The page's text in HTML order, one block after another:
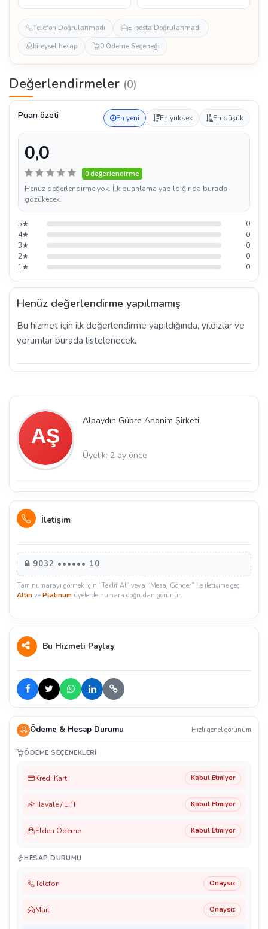
Telefon Doğrulanmadı
E-posta Doğrulanmadı
bireysel hesap
0 Ödeme Seçeneği
Değerlendirmeler (0)
Puan özeti En yeni En yüksek En düşük
0,0
0 değerlendirme
Henüz değerlendirme yok. İlk puanlama yapıldığında burada
gözükecek.
5★
0
4★
0
3★
0
2★
0
1★
0
Henüz değerlendirme yapılmamış
Bu hizmet için ilk değerlendirme yapıldığında, yıldızlar ve
yorumlar burada listelenecek.
Alpaydın Gübre Anoni̇m Şi̇rketi̇
Üyelik: 2 ay önce
İletişim
9032 •••••• 10
Tam numarayı görmek için “Teklif Al” veya “Mesaj Gönder” ile iletişime geç.
Altın ve Platinum üyelerde numara doğrudan görünür.
Bu Hizmeti Paylaş
Ödeme & Hesap Durumu Hızlı genel görünüm
ÖDEME SEÇENEKLERI
Kredi Kartı Kabul Etmiyor
Havale / EFT Kabul Etmiyor
Elden Ödeme Kabul Etmiyor
HESAP DURUMU
Telefon Onaysız
Mail Onaysız